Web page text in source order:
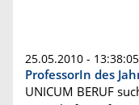
25.05.2010 - 13:38:05
ProfessorIn des
UNICUM BERUF